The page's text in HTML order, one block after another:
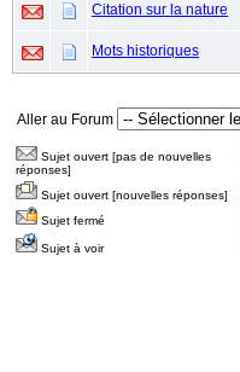
Citation sur la nature
Mots historiques
Aller au Forum
Sujet ouvert [pas de nouvelles
réponses]
Sujet ouvert [nouvelles réponses]
Sujet fermé
Sujet à voir